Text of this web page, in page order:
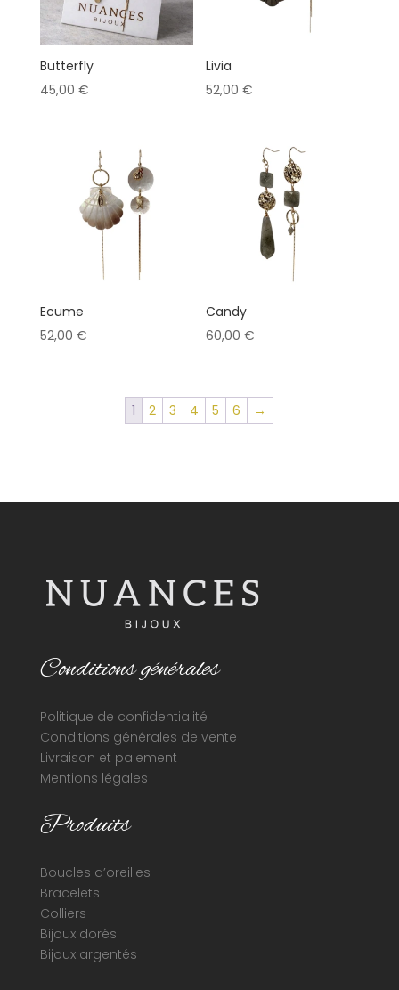
Butterfly
45,00 €
Livia
52,00€
Ecume
52,00 €
Candy
60,00€
1 2 3 4 5 6 →
Conditions générales
Politique de confidentialité
Conditions générales de vente
Livraison et paiement
Mentions légales
Produits
Boucles d’oreilles
Bracelets
Colliers
Bijoux dorés
Bijoux argentés